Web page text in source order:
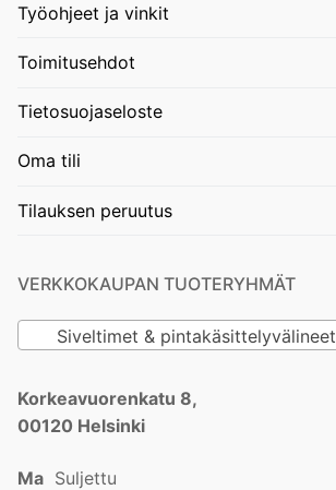
Työohjeet ja vinkit
Toimitusehdot
Tietosuojaseloste
Oma tili
Tilauksen peruutus
VERKKOKAUPAN TUOTERYHMÄT
Siveltimet & pintakäsittelyvälineet
Korkeavuorenkatu 8,
00120 Helsinki
Ma Suljettu